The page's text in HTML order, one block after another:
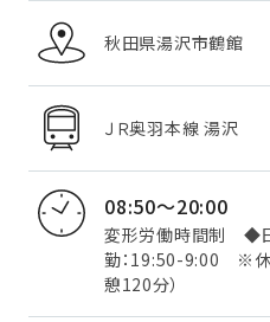
秋田県湯沢市鶴館
ＪＲ奥羽本線 湯沢
08:50～20:00
変形労働時間制 ◆
勤：19:50-9:00 ※休
憩120分）